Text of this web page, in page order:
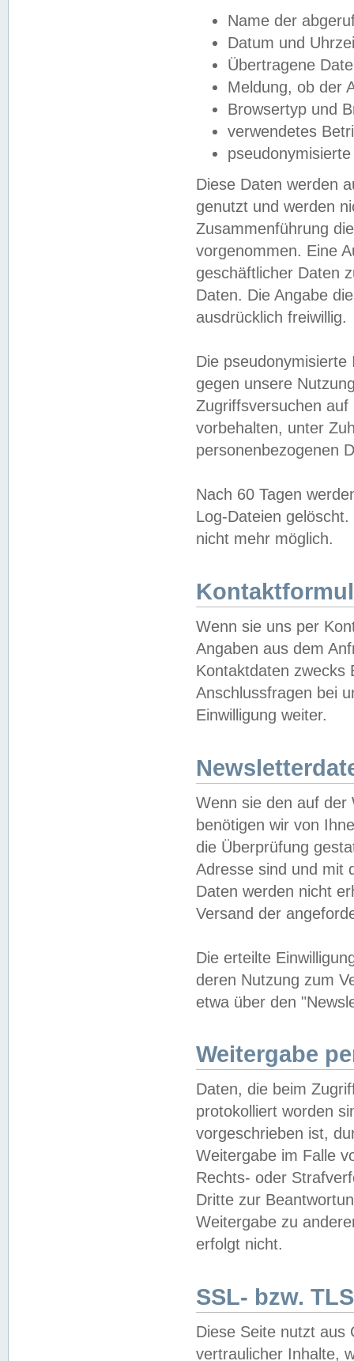
Name der
Datum und
Übertragene
Meldung, ob der
Browsertyp und
verwendetes
Diese Daten werden
genutzt und werden
Zusammenführung
vorgenommen. Eine
geschäftlicher Daten
Daten. Die Angabe
ausdrücklich freiwillig.
Die
gegen unsere
Zugriffsversuchen
vorbehalten, unter
personenbezogenen
Nach 60 Tagen
Log-Dateien
nicht mehr möglich.
Wenn sie uns per
Angaben aus dem
Kontaktdaten zwecks
Anschlussfragen bei
Einwilligung weiter.
Wenn sie den auf der
benötigen wir von
die Überprüfung
Adresse sind und mit
Daten werden nicht
Versand der
Die erteilte
deren Nutzung zum
etwa über den
Weitergabe
Daten, die beim
protokolliert worden
vorgeschrieben ist,
Weitergabe im Falle
Rechts- oder
Dritte zur
Weitergabe zu
erfolgt nicht.
SSL- bzw.
Diese Seite nutzt aus
vertraulicher Inhalte,